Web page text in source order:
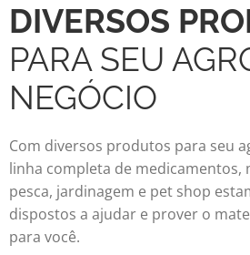
DIVERSOS
PARA SEU
NEGÓCIO
Com diversos produtos para seu
linha completa de medicamentos,
pesca, jardinagem e pet shop
dispostos a ajudar e prover o
para você.